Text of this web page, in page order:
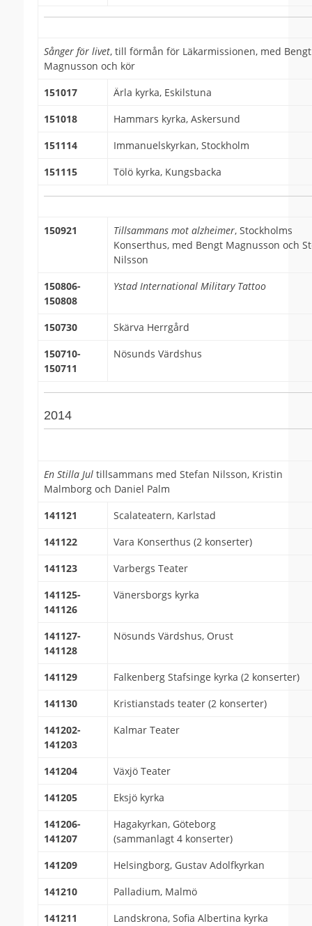
Sånger för livet, till förmån för Läkarmissionen, med Bengt
Magnusson och kör
151017
Ärla kyrka, Eskilstuna
151018
Hammars kyrka, Askersund
151114
Immanuelskyrkan, Stockholm
151115
Tölö kyrka, Kungsbacka
150921 Tillsammans mot alzheimer, Stockholms
Konserthus, med Bengt Magnusson och
Nilsson
150806-
150808
Ystad International Military Tattoo
150730
Skärva Herrgård
150710-
150711
Nösunds Värdshus
2014
En Stilla Jul tillsammans med Stefan Nilsson, Kristin
Malmborg och Daniel Palm
141121
Scalateatern, Karlstad
141122
Vara Konserthus (2 konserter)
141123
Varbergs Teater
141125-
141126
Vänersborgs kyrka
141127-
141128
Nösunds Värdshus, Orust
141129
Falkenberg Stafsinge kyrka (2 konserter)
141130
Kristianstads teater (2 konserter)
141202-
141203
Kalmar Teater
141204
Växjö Teater
141205
Eksjö kyrka
141206-
141207
Hagakyrkan, Göteborg
(sammanlagt 4 konserter)
141209
Helsingborg, Gustav Adolfkyrkan
141210
Palladium, Malmö
141211
Landskrona, Sofia Albertina kyrka